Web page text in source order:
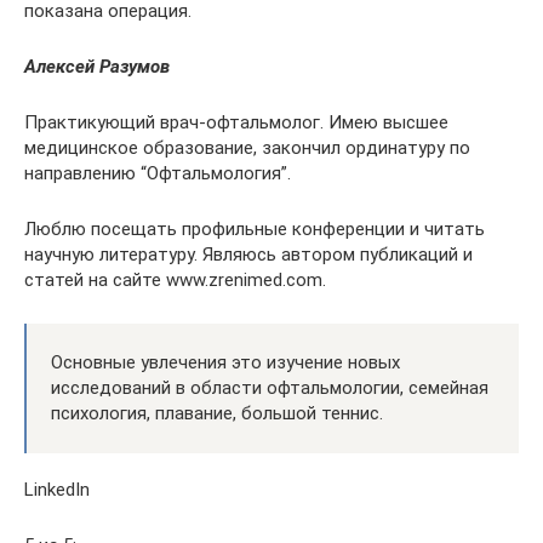
показана операция.
Алексей Разумов
Практикующий врач-офтальмолог. Имею высшее
медицинское образование, закончил ординатуру по
направлению “Офтальмология”.
Люблю посещать профильные конференции и читать
научную литературу. Являюсь автором публикаций и
статей на сайте www.zrenimed.com.
Основные увлечения это изучение новых
исследований в области офтальмологии, семейная
психология, плавание, большой теннис.
LinkedIn